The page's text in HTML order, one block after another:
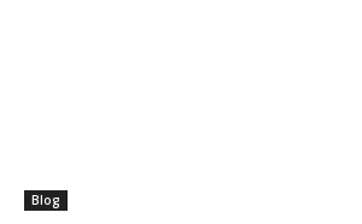
Blog